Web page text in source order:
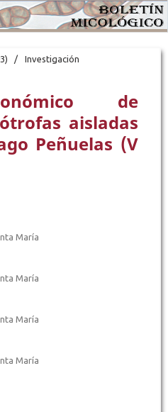
/ Investigación
de
aisladas
Peñuelas (V
María
María
María
María